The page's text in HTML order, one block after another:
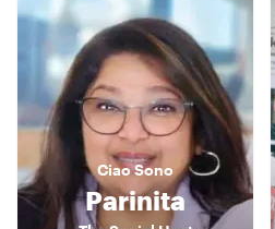
CiaoSono
Parinita